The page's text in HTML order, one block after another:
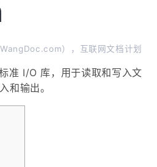
），互联网文档计划
准 I/O 库，用于读取和写入文
和输出。